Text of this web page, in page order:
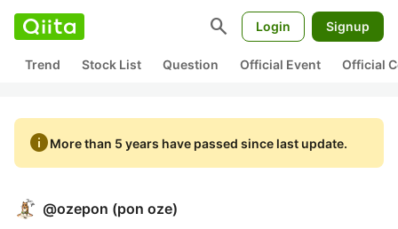
search Login Signup
Trend Stock List Question Official Event Official
infoMore than 5 years have passed since last update.
@ozepon (pon oze)